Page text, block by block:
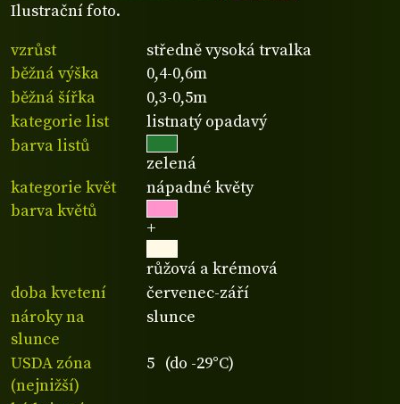
Ilustrační foto.
vzrůst
středně vysoká trvalka
běžná výška
0,4-0,6m
běžná šířka
0,3-0,5m
kategorie list
listnatý opadavý
barva listů
zelená
kategorie květ
nápadné květy
barva květů
+
růžová a krémová
doba kvetení
červenec-září
nároky na
slunce
slunce
USDA zóna
(nejnižší)
5 (do -29°C)